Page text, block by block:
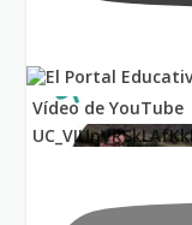
Vídeo de YouTube